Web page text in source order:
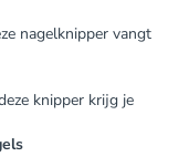
nagelknipper vangt
knipper krijg je